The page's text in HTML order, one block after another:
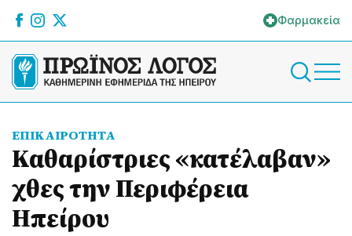
Φαρμακεία
ΕΠΙΚΑΙΡΟΤΗΤΑ
Καθαρίστριες «κατέλαβαν»
χθες την Περιφέρεια
Ηπείρου